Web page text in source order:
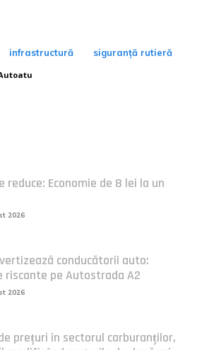
infrastructură siguranță rutieră
reduce: Economie de 8 lei la un
2026
conducătorii auto:
riscante pe Autostrada A2
2026
prețuri în sectorul carburanților,